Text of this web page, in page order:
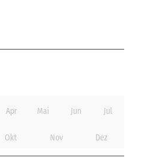
Apr Mai Jun Jul
Okt Nov Dez